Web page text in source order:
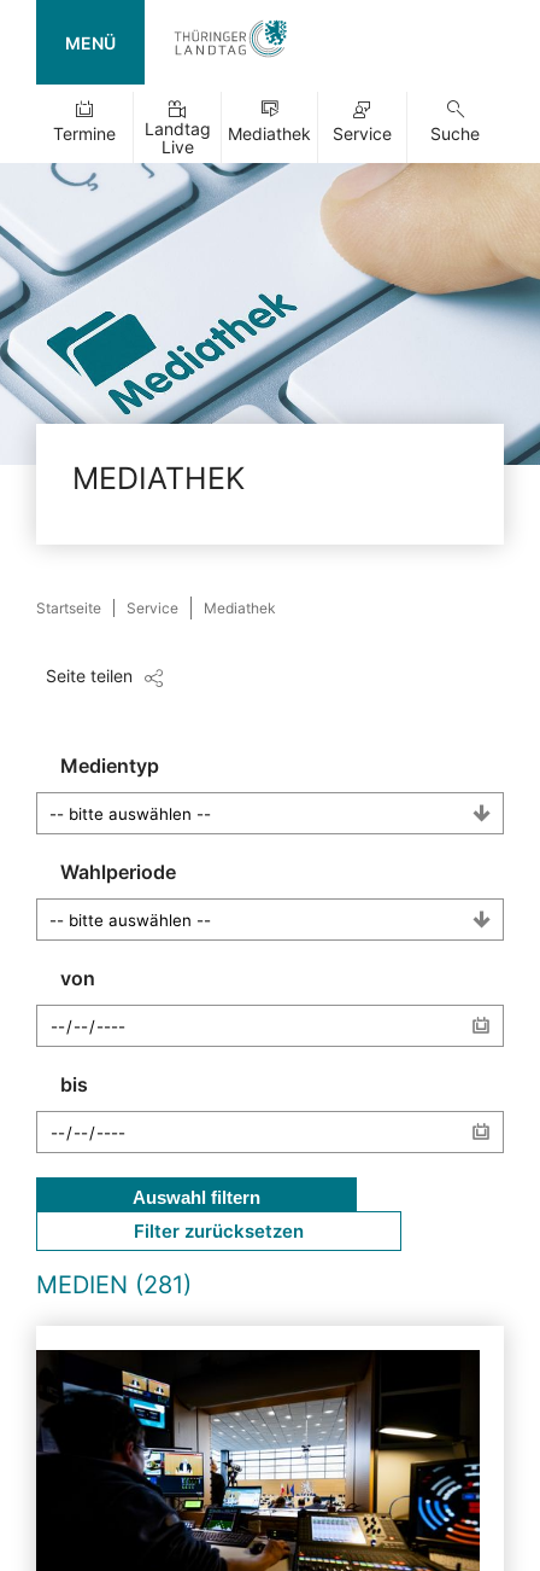
MENÜ
Termine
Landtag
Live
Mediathek Service Suche
MEDIATHEK
Startseite Service Mediathek
Seite teilen
Medientyp
Wahlperiode
von
bis
Auswahl filtern
Filter zurücksetzen
MEDIEN (281)